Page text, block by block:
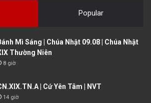
Popular
Mì Sáng | Chúa Nhật 09.08 | Chúa Nhật
Thường Niên
8 giờ
| Cứ Yên Tâm | NVT
14 giờ